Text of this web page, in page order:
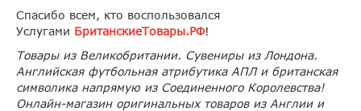
Спасибо всем, кто воспользовался
Услугами БританскиеТовары.РФ!
Товары из Великобритании. Сувениры из Лондона.
Английская футбольная атрибутика АПЛ и британская
символика напрямую из Соединенного Королевства!
Онлайн-магазин оригинальных товаров из Англии и